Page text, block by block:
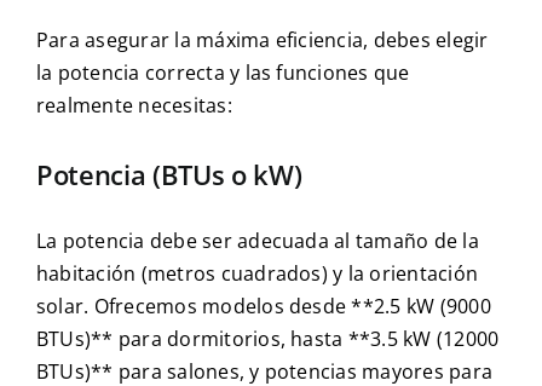
Para asegurar la máxima eficiencia, debes elegir
la potencia correcta y las funciones que
realmente necesitas:
Potencia (BTUs o kW)
La potencia debe ser adecuada al tamaño de la
habitación (metros cuadrados) y la orientación
solar. Ofrecemos modelos desde **2.5 kW (9000
BTUs)** para dormitorios, hasta **3.5 kW (12000
BTUs)** para salones, y potencias mayores para